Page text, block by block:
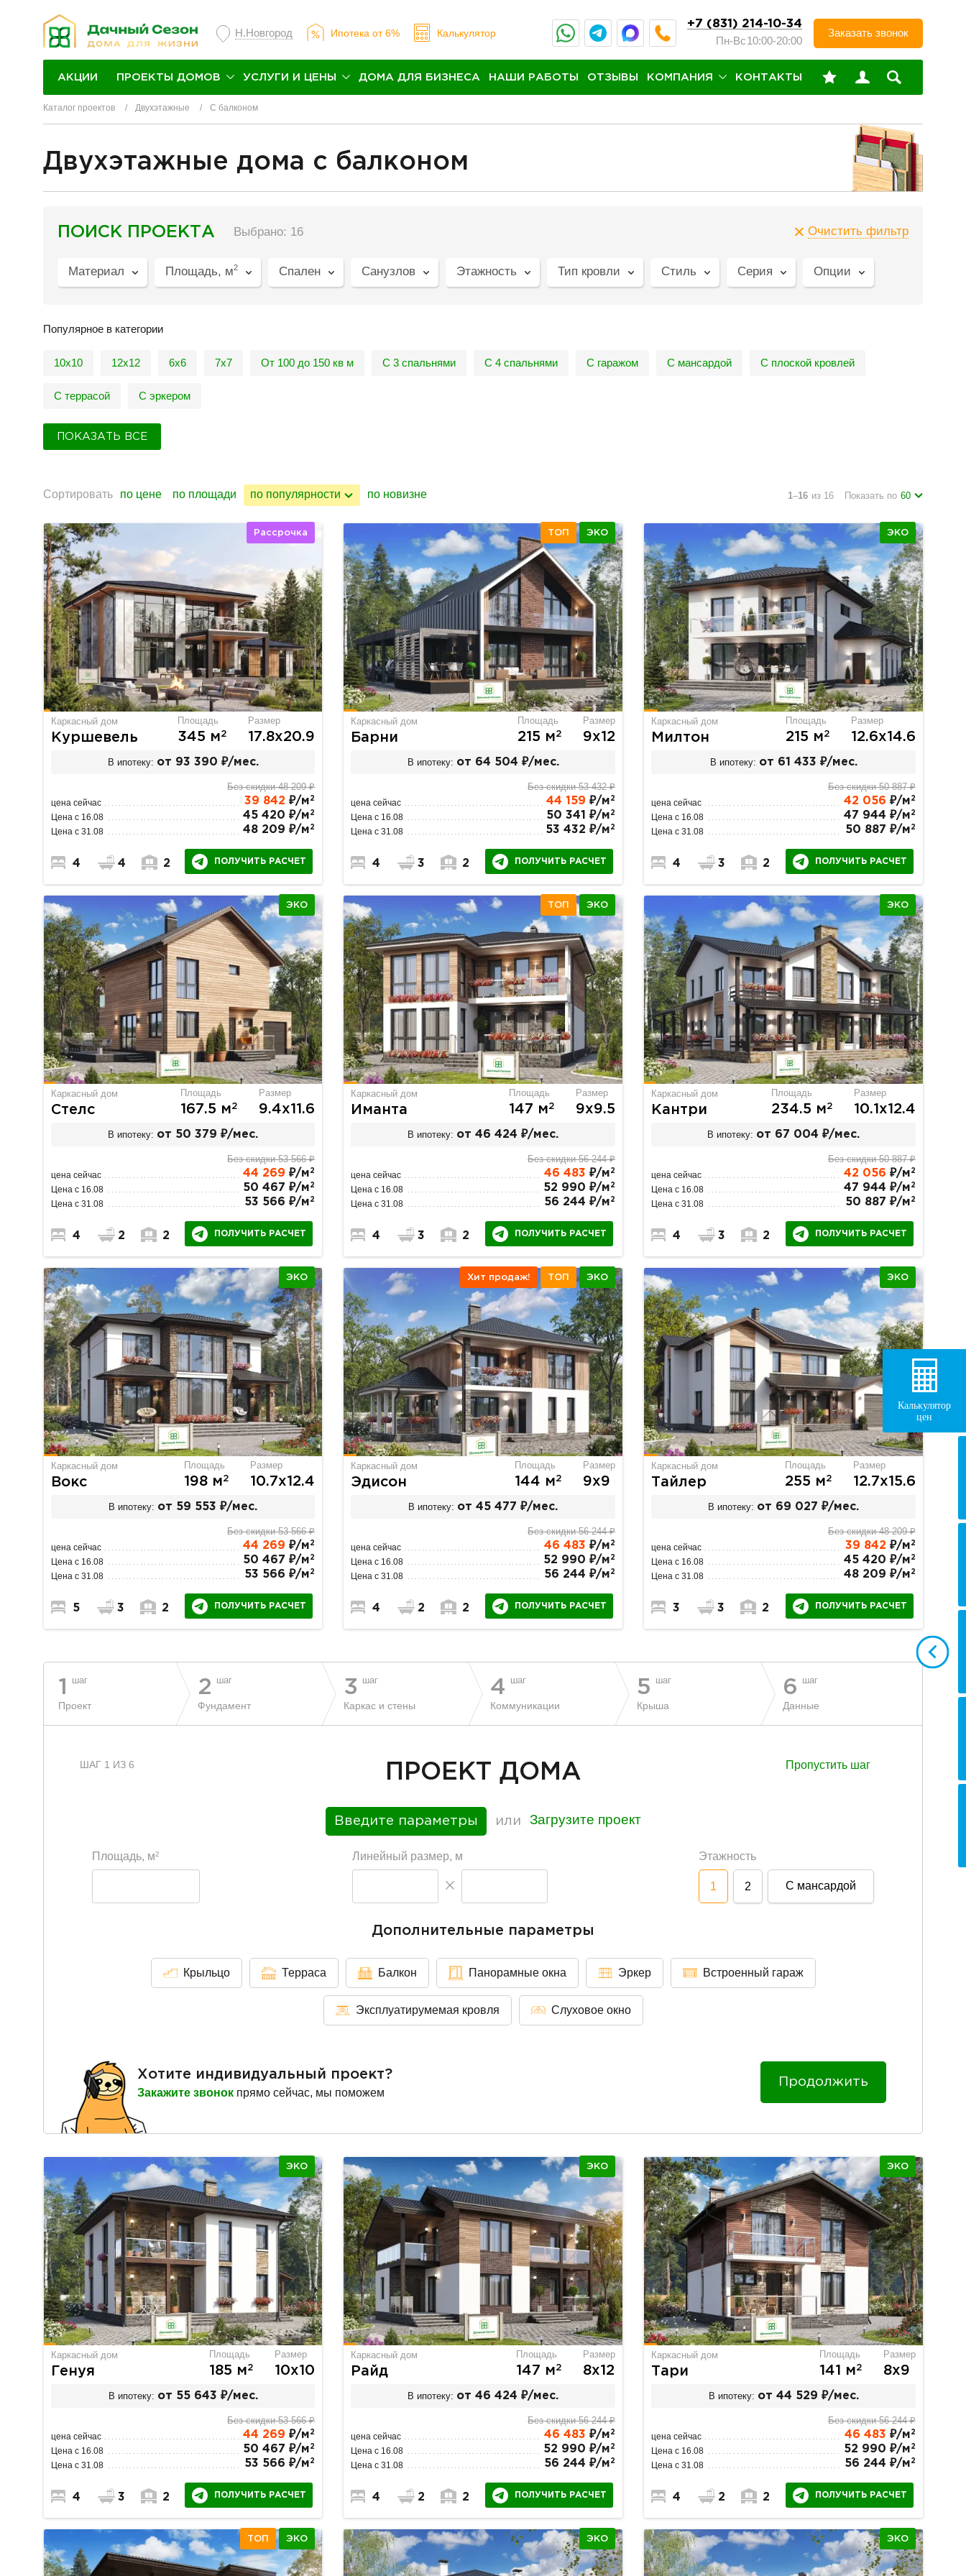
Н.Новгород Ипотека от 6% Калькулятор
+7 (831) 214-10-34
Пн-Вс10:00-20:00
Заказать звонок
АКЦИИ ПРОЕКТЫ ДОМОВ УСЛУГИ И ЦЕНЫ ДОМА ДЛЯ БИЗНЕСА НАШИ РАБОТЫ ОТЗЫВЫ КОМПАНИЯ КОНТАКТЫ
Каталог проектов Двухэтажные С балконом
Двухэтажные дома с балконом
ПОИСК ПРОЕКТА Выбрано: 16 Очистить фильтр
Материал Площадь, м2 Спален Санузлов Этажность Тип кровли Стиль Серия Опции
Популярное в категории
10х10 12х12 6х6 7х7 От 100 до 150 кв м С 3 спальнями С 4 спальнями С гаражом С мансардой С плоской кровлей
С террасой С эркером
ПОКАЗАТЬ ВСЕ
Сортировать по цене по площади по популярности по новизне 1–16 из 16 Показать по 60
Рассрочка
Каркасный дом
Куршевель
Площадь
345 м2
Размер
17.8х20.9
В ипотеку: от 93 390 ₽/мес.
Без скидки 48 209 ₽
цена сейчас 39 842 ₽/м 2
Цена с 16.08 45 420 ₽/м 2
Цена с 31.08 48 209 ₽/м 2
4 4 2 ПОЛУЧИТЬ РАСЧЕТ
ТОП ЭКО
Каркасный дом
Барни
Площадь
215 м2
Размер
9х12
В ипотеку: от 64 504 ₽/мес.
Без скидки 53 432 ₽
цена сейчас 44 159 ₽/м 2
Цена с 16.08 50 341 ₽/м 2
Цена с 31.08 53 432 ₽/м 2
4 3 2 ПОЛУЧИТЬ РАСЧЕТ
ЭКО
Каркасный дом
Милтон
Площадь
215 м2
Размер
12.6х14.6
В ипотеку: от 61 433 ₽/мес.
Без скидки 50 887 ₽
цена сейчас 42 056 ₽/м 2
Цена с 16.08 47 944 ₽/м 2
Цена с 31.08 50 887 ₽/м 2
4 3 2 ПОЛУЧИТЬ РАСЧЕТ
ЭКО
Каркасный дом
Стелс
Площадь
167.5 м2
Размер
9.4х11.6
В ипотеку: от 50 379 ₽/мес.
Без скидки 53 566 ₽
цена сейчас 44 269 ₽/м 2
Цена с 16.08 50 467 ₽/м 2
Цена с 31.08 53 566 ₽/м 2
4 2 2 ПОЛУЧИТЬ РАСЧЕТ
ТОП ЭКО
Каркасный дом
Иманта
Площадь
147 м2
Размер
9х9.5
В ипотеку: от 46 424 ₽/мес.
Без скидки 56 244 ₽
цена сейчас 46 483 ₽/м 2
Цена с 16.08 52 990 ₽/м 2
Цена с 31.08 56 244 ₽/м 2
4 3 2 ПОЛУЧИТЬ РАСЧЕТ
ЭКО
Каркасный дом
Кантри
Площадь
234.5 м2
Размер
10.1х12.4
В ипотеку: от 67 004 ₽/мес.
Без скидки 50 887 ₽
цена сейчас 42 056 ₽/м 2
Цена с 16.08 47 944 ₽/м 2
Цена с 31.08 50 887 ₽/м 2
4 3 2 ПОЛУЧИТЬ РАСЧЕТ
ЭКО
Каркасный дом
Вокс
Площадь
198 м2
Размер
10.7х12.4
В ипотеку: от 59 553 ₽/мес.
Без скидки 53 566 ₽
цена сейчас 44 269 ₽/м 2
Цена с 16.08 50 467 ₽/м 2
Цена с 31.08 53 566 ₽/м 2
5 3 2 ПОЛУЧИТЬ РАСЧЕТ
Хит продаж! ТОП ЭКО
Каркасный дом
Эдисон
Площадь
144 м2
Размер
9х9
В ипотеку: от 45 477 ₽/мес.
Без скидки 56 244 ₽
цена сейчас 46 483 ₽/м 2
Цена с 16.08 52 990 ₽/м 2
Цена с 31.08 56 244 ₽/м 2
4 2 2 ПОЛУЧИТЬ РАСЧЕТ
ЭКО
Каркасный дом
Тайлер
Площадь
255 м2
Размер
12.7х15.6
В ипотеку: от 69 027 ₽/мес.
Без скидки 48 209 ₽
цена сейчас 39 842 ₽/м 2
Цена с 16.08 45 420 ₽/м 2
Цена с 31.08 48 209 ₽/м 2
3 3 2 ПОЛУЧИТЬ РАСЧЕТ
1 шаг
Проект
2 шаг
Фундамент
3 шаг
Каркас и стены
4 шаг
Коммуникации
5 шаг
Крыша
6 шаг
Данные
ШАГ 1 ИЗ 6 ПРОЕКТ ДОМА Пропустить шаг
Введите параметры или Загрузите проект
Площадь, м2 Линейный размер, м Этажность
1 2 С мансардой
Дополнительные параметры
Крыльцо Терраса Балкон Панорамные окна Эркер Встроенный гараж
Эксплуатирумемая кровля Слуховое окно
Хотите индивидуальный проект?
Закажите звонок прямо сейчас, мы поможем
Продолжить
ЭКО
Каркасный дом
Генуя
Площадь
185 м2
Размер
10х10
В ипотеку: от 55 643 ₽/мес.
Без скидки 53 566 ₽
цена сейчас 44 269 ₽/м 2
Цена с 16.08 50 467 ₽/м 2
Цена с 31.08 53 566 ₽/м 2
4 3 2 ПОЛУЧИТЬ РАСЧЕТ
ЭКО
Каркасный дом
Райд
Площадь
147 м2
Размер
8х12
В ипотеку: от 46 424 ₽/мес.
Без скидки 56 244 ₽
цена сейчас 46 483 ₽/м 2
Цена с 16.08 52 990 ₽/м 2
Цена с 31.08 56 244 ₽/м 2
4 2 2 ПОЛУЧИТЬ РАСЧЕТ
ЭКО
Каркасный дом
Тари
Площадь
141 м2
Размер
8х9
В ипотеку: от 44 529 ₽/мес.
Без скидки 56 244 ₽
цена сейчас 46 483 ₽/м 2
Цена с 16.08 52 990 ₽/м 2
Цена с 31.08 56 244 ₽/м 2
4 2 2 ПОЛУЧИТЬ РАСЧЕТ
ТОП ЭКО ЭКО ЭКО
Калькулятор
цен